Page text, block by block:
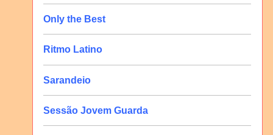
Only the Best
Ritmo Latino
Sarandeio
Sessão Jovem Guarda